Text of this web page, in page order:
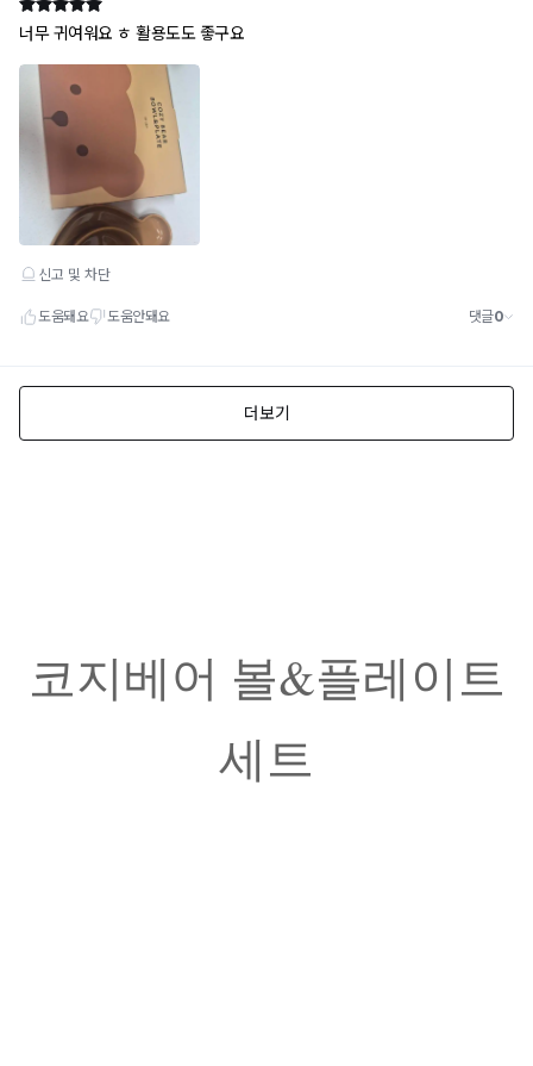
코지베어 볼&플레이트
세트